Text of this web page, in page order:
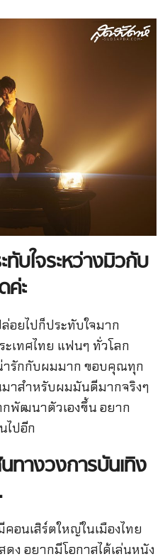
บใจระหว่างมิวกับ
ะ
อยไปก็ประทับใจมาก
ะเทศไทย แฟนๆ ทั่วโลก
รักกับผมมาก ขอบคุณทุก
าสำหรับผมมันดีมากจริงๆ
พัฒนาตัวเองขึ้น อยาก
ไปอีก
ทางวงการบันเทิง
คอนเสิร์ตใหญ่ในเมืองไทย
ดง อยากมีโอกาสได้เล่นหนัง